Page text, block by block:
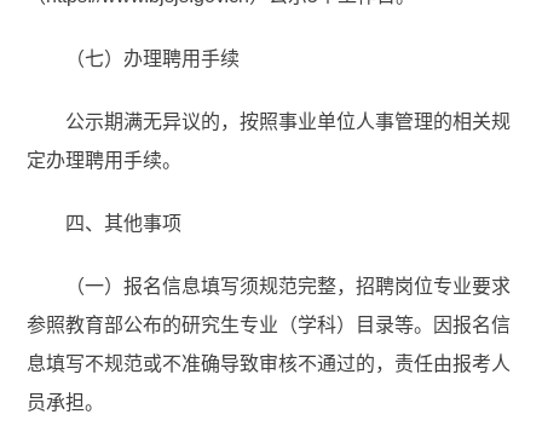
（七）办理聘用手续
公示期满无异议的，按照事业单位人事管理的相关规
定办理聘用手续。
四、其他事项
（一）报名信息填写须规范完整，招聘岗位专业要求
参照教育部公布的研究生专业（学科）目录等。因报名信
息填写不规范或不准确导致审核不通过的，责任由报考人
员承担。